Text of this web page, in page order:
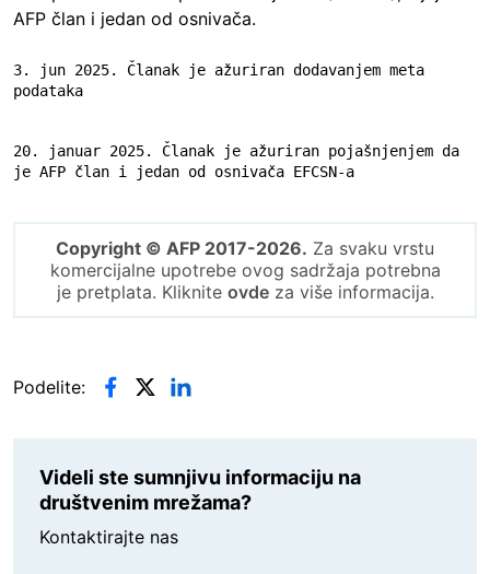
AFP član i jedan od osnivača.
3. jun 2025. Članak je ažuriran dodavanjem meta
podataka
20. januar 2025. Članak je ažuriran pojašnjenjem da
je AFP član i jedan od osnivača EFCSN-a
Copyright © AFP 2017-2026. Za svaku vrstu
komercijalne upotrebe ovog sadržaja potrebna
je pretplata. Kliknite ovdeza više informacija.
Podelite:
Videli ste sumnjivu informaciju na
društvenim mrežama?
Kontaktirajte nas